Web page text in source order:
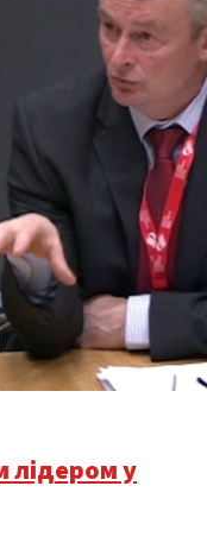
лідером у